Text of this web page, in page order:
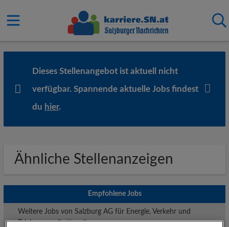
Dieses Stellenangebot ist aktuell nicht
verfügbar. Spannende aktuelle Jobs findest
du hier.
Ähnliche Stellenanzeigen
Empfohlene Jobs
Weitere Jobs von Salzburg AG für Energie, Verkehr und
Telekommunikation